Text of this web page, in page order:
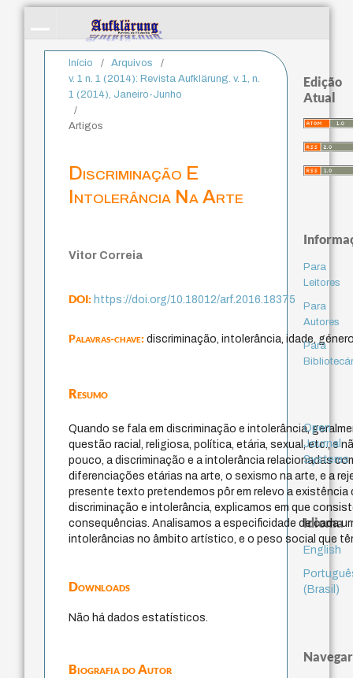
Início / Arquivos
/
v. 1 n. 1 (2014): Revista Aufklärung. v. 1, n.
1 (2014), Janeiro-Junho
/
Artigos
Discriminação E
Intolerância Na Arte
Vitor Correia
DOI:https://doi.org/10.18012/arf.2016.18375
Palavras-chave:discriminação, intolerância, idade,
Resumo
Quando se fala em discriminação e intolerância,
questão racial, religiosa, política, etária, sexual, etc., e
pouco, a discriminação e a intolerância relacionadas
diferenciações etárias na arte, o sexismo na arte, e a
presente texto pretendemos pôr em relevo a
discriminação e intolerância, explicamos em que
consequências. Analisamos a especificidade de cada
intolerâncias no âmbito artístico, e o peso social que
Downloads
Não há dados estatísticos.
Biografia do Autor
Edição
Atual
Para
Leitores
Para
Autores
Para
Open
Journal
Systems
Idioma
English
(Brasil)
Navegar